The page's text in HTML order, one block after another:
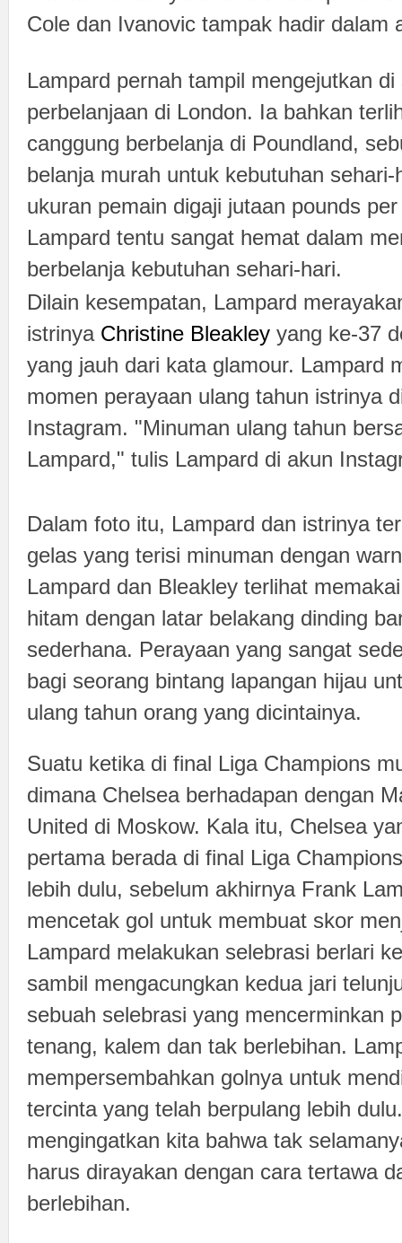
Cole dan Ivanovic tampak hadir dalam
Lampard pernah tampil mengejutkan
perbelanjaan di London. Ia bahkan
canggung berbelanja di Poundland,
belanja murah untuk kebutuhan sehari-
ukuran pemain digaji jutaan pounds
Lampard tentu sangat hemat dalam
berbelanja kebutuhan sehari-hari.
Dilain kesempatan, Lampard
istrinya Christine Bleakley yang ke-37
yang jauh dari kata glamour. Lampard
momen perayaan ulang tahun istrinya
Instagram. "Minuman ulang tahun
Lampard," tulis Lampard di akun
Dalam foto itu, Lampard dan istrinya
gelas yang terisi minuman dengan
Lampard dan Bleakley terlihat
hitam dengan latar belakang dinding
sederhana. Perayaan yang sangat
bagi seorang bintang lapangan hijau
ulang tahun orang yang dicintainya.
Suatu ketika di final Liga Champions
dimana Chelsea berhadapan dengan
United di Moskow. Kala itu, Chelsea
pertama berada di final Liga
lebih dulu, sebelum akhirnya Frank
mencetak gol untuk membuat skor
Lampard melakukan selebrasi berlari
sambil mengacungkan kedua jari
sebuah selebrasi yang mencerminkan
tenang, kalem dan tak berlebihan.
mempersembahkan golnya untuk
tercinta yang telah berpulang lebih
mengingatkan kita bahwa tak
harus dirayakan dengan cara tertawa
berlebihan.